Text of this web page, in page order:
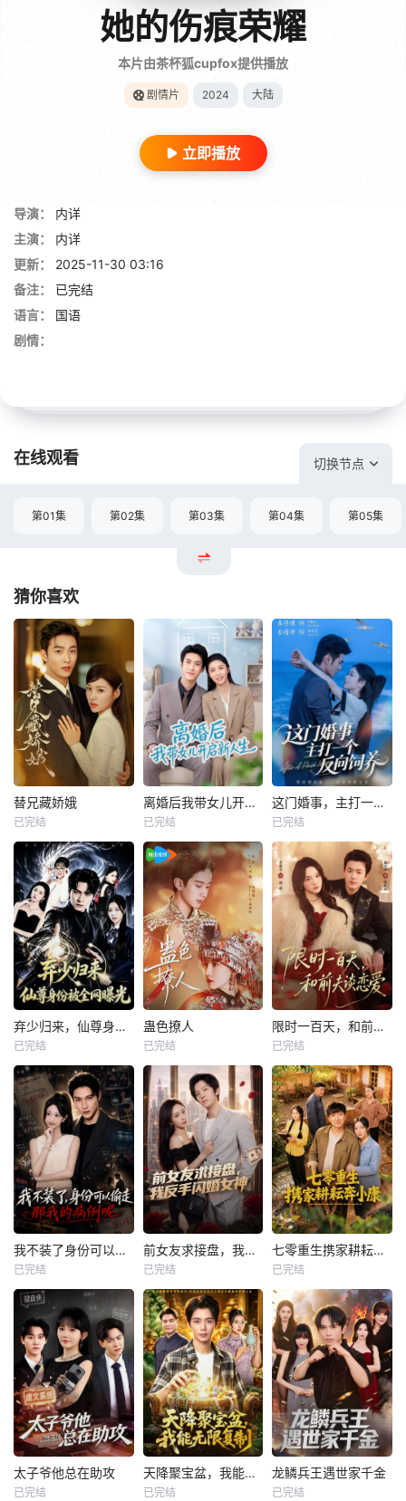
她的伤痕荣耀
本片由茶杯狐cupfox提供播放
剧情片 2024 大陆
立即播放
导演：
内详
主演：
内详
更新：
2025-11-30 03:16
备注：
已完结
语言：
国语
剧情：
在线观看 切换节点
第01集 第02集 第03集 第04集 第05集
猜你喜欢
替兄藏娇娥
已完结
离婚后我带女儿开启新人生
已完结
这门婚事，主打一个反向饲养
已完结
弃少归来，仙尊身份被全网曝光
已完结
蛊色撩人
已完结
限时一百天，和前夫谈恋爱
已完结
我不装了身份可以偷走那我的病例呢
已完结
前女友求接盘，我反手闪婚女神
已完结
七零重生携家耕耘奔小康
已完结
太子爷他总在助攻
已完结
天降聚宝盆，我能无限复制
已完结
龙鳞兵王遇世家千金
已完结